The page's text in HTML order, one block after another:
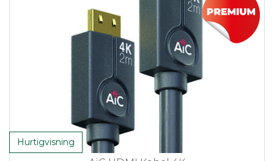
Hurtigvisning